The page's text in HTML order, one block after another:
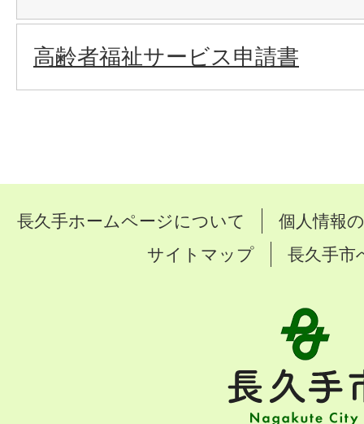
高齢者福祉サービス申請書
長久手ホームページについて
個人情報
サイトマップ
長久手市
手
市